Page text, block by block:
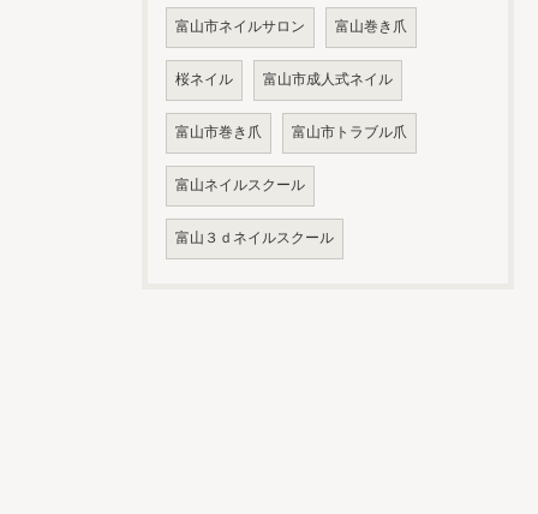
富山市ネイルサロン 富山巻き爪
桜ネイル 富山市成人式ネイル
富山市巻き爪 富山市トラブル爪
富山ネイルスクール
富山３ｄネイルスクール